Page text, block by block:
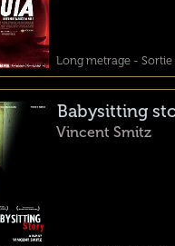
Long metrage - Sortie
Babysitting
Vincent Smitz